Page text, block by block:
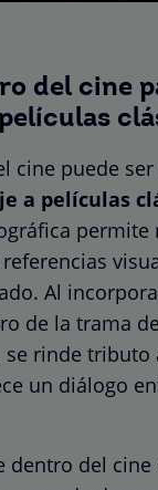
del cine
cine puede
a películas
permite
Al
de la trama
se rinde tributo
un diálogo
dentro del